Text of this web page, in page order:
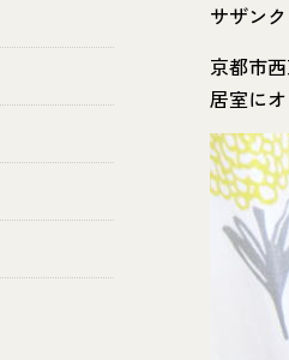
サザン
京都市
居室に